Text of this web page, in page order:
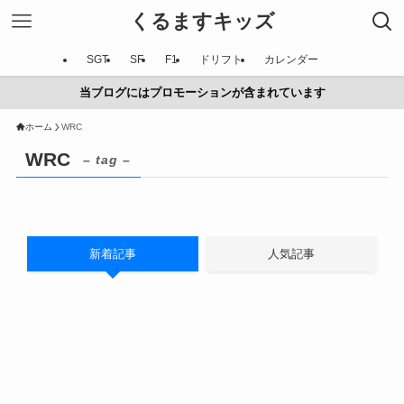
くるますキッズ
SGT SF F1 ドリフト カレンダー
当ブログにはプロモーションが含まれています
ホーム WRC
WRC – tag –
新着記事 人気記事